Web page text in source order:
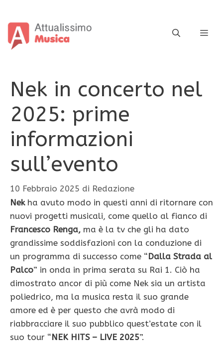
contenuto
Nek in concerto nel
2025: prime
informazioni
sull’evento
10 Febbraio 2025 di Redazione
Nek ha avuto modo in questi anni di ritornare con
nuovi progetti musicali, come quello al fianco di
Francesco Renga, ma è la tv che gli ha dato
grandissime soddisfazioni con la conduzione di
un programma di successo come “Dalla Strada al
Palco” in onda in prima serata su Rai 1. Ciò ha
dimostrato ancor di più come Nek sia un artista
poliedrico, ma la musica resta il suo grande
amore ed è per questo che avrà modo di
riabbracciare il suo pubblico quest’estate con il
suo tour “NEK HITS – LIVE 2025”.